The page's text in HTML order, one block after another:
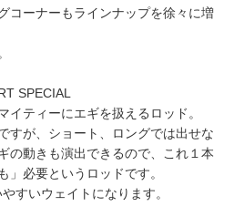
コーナーもラインナップを徐々に増
SPECIAL
イティーにエギを扱えるロッド。
すが、ショート、ロングでは出せな
の動きも演出できるので、これ１本
」必要というロッドです。
すいウェイトになります。